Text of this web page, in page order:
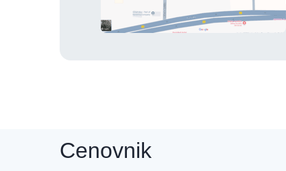
Cenovnik